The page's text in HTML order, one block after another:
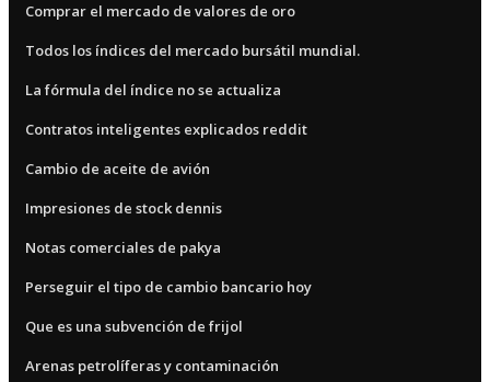
Comprar el mercado de valores de oro
Todos los índices del mercado bursátil mundial.
La fórmula del índice no se actualiza
Contratos inteligentes explicados reddit
Cambio de aceite de avión
Impresiones de stock dennis
Notas comerciales de pakya
Perseguir el tipo de cambio bancario hoy
Que es una subvención de frijol
Arenas petrolíferas y contaminación